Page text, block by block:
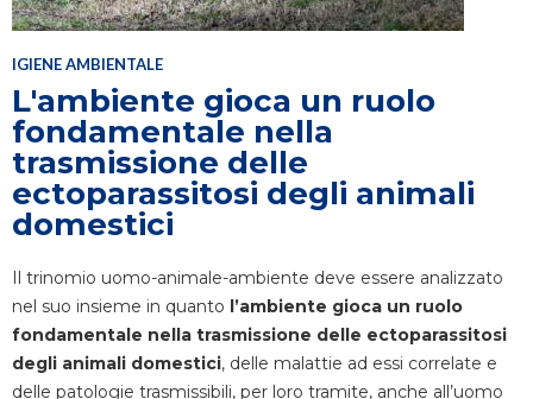
IGIENE AMBIENTALE
L'ambiente gioca un ruolo
fondamentale nella
trasmissione delle
ectoparassitosi degli animali
domestici
Il trinomio uomo-animale-ambiente deve essere analizzato
nel suo insieme in quanto l’ambiente gioca un ruolo
fondamentale nella trasmissione delle ectoparassitosi
degli animali domestici, delle malattie ad essi correlate e
delle patologie trasmissibili, per loro tramite, anche all’uomo